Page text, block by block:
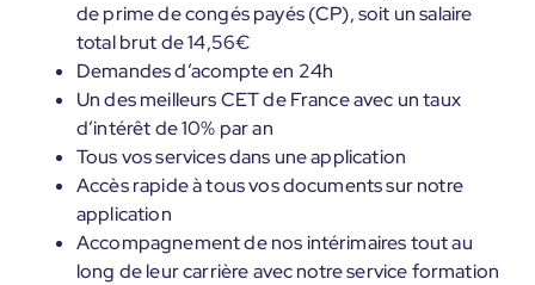
de prime de congés payés (CP), soit un salaire
total brut de 14,56€
Demandes d’acompte en 24h
Un des meilleurs CET de France avec un taux
d’intérêt de 10% par an
Tous vos services dans une application
Accès rapide à tous vos documents sur notre
application
Accompagnement de nos intérimaires tout au
long de leur carrière avec notre service formation